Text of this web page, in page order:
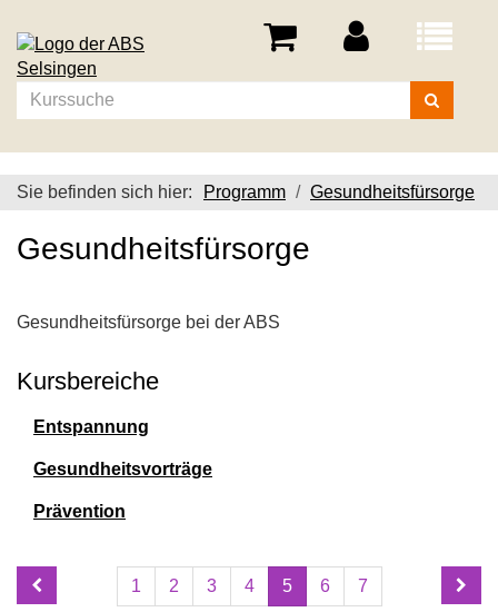
Menü
Kurse
suchen
Sie befinden sich hier: Programm Gesundheitsfürsorge
Gesundheitsfürsorge
Gesundheitsfürsorge bei der ABS
Kursbereiche
Entspannung
Gesundheitsvorträge
Prävention
Seite
5
Seiten
blättern
1 2 3 4 5 6 7